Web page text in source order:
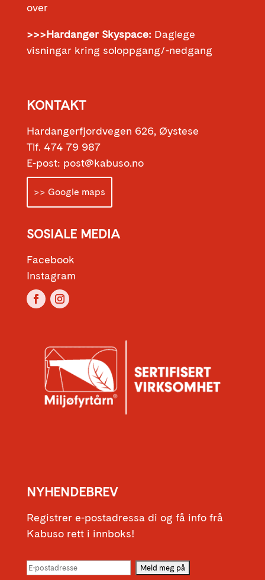
over
>>>Hardanger Skyspace:Daglege
visningar kring soloppgang/-nedgang
KONTAKT
Hardangerfjordvegen 626, Øystese
Tlf. 474 79 987
E-post: post@kabuso.no
>> Google maps
SOSIALE MEDIA
Facebook
Instagram
NYHENDEBREV
Registrer e-postadressa di og få info frå
Kabuso rett i innboks!